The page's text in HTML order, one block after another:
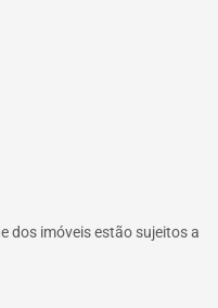
dos imóveis estão sujeitos a